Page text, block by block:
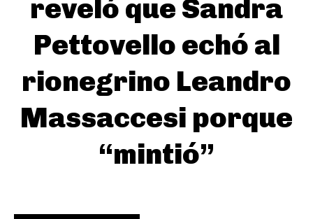
reveló que Sandra
Pettovello echó al
rionegrino Leandro
Massaccesi porque
“mintió”